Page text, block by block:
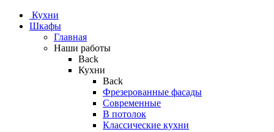
Кухни
Шкафы
Главная
Наши работы
Back
Кухни
Back
Фрезерованные фасады
Современные
В потолок
Классические кухни